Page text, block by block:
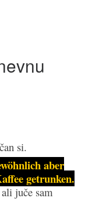
si.
aber
getrunken.
juče sam